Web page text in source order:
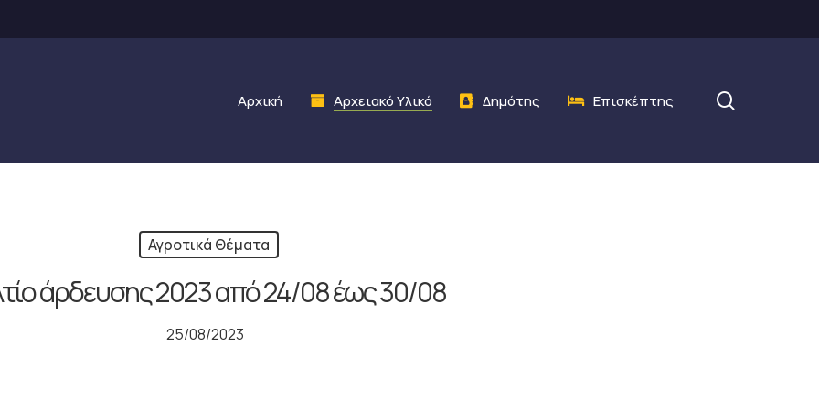
Αρχική Αρχειακό Υλικό Δημότης Επισκέπτης
Αγροτικά Θέματα
άρδευσης 2023 από 24/08 έως 30/08
25/08/2023